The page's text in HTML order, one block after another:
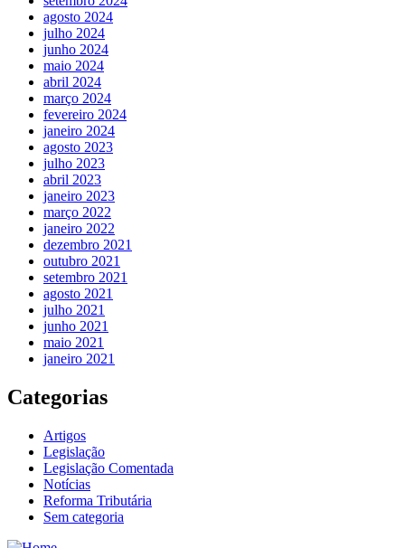
agosto 2024
julho 2024
junho 2024
maio 2024
abril 2024
março 2024
fevereiro 2024
janeiro 2024
agosto 2023
julho 2023
abril 2023
janeiro 2023
março 2022
janeiro 2022
dezembro 2021
outubro 2021
setembro 2021
agosto 2021
julho 2021
junho 2021
maio 2021
janeiro 2021
Categorias
Artigos
Legislação
Legislação Comentada
Notícias
Reforma Tributária
Sem categoria